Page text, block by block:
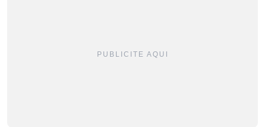
PUBLICITE AQUI